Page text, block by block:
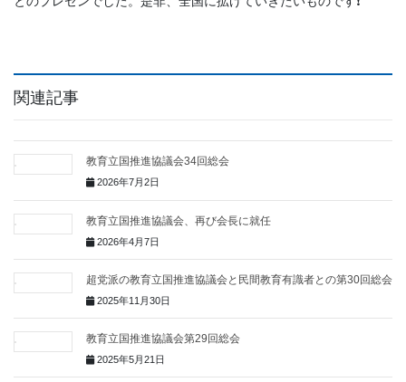
関連記事
教育立国推進協議会34回総会
2026年7月2日
教育立国推進協議会、再び会長に就任
2026年4月7日
超党派の教育立国推進協議会と民間教育有識者との第30回総会
2025年11月30日
教育立国推進協議会第29回総会
2025年5月21日